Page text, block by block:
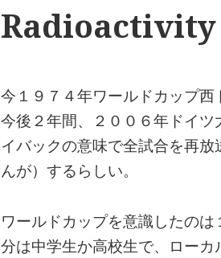
Radioactivity
今１９７４年ワールドカップ西
今後２年間、２００６年ドイ
イバックの意味で全試合を再
んが）するらしい。
ワールドカップを意識したの
分は中学生か高校生で、ロー